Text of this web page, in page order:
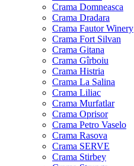
Crama Domneasca
Crama Dradara
Crama Fautor Winery
Crama Fort Silvan
Crama Gitana
Crama Gîrboiu
Crama Histria
Crama La Salina
Crama Liliac
Crama Murfatlar
Crama Oprisor
Crama Petro Vaselo
Crama Rasova
Crama SERVE
Crama Stirbey